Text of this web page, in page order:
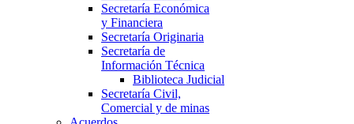
Secretaría Económica
y Financiera
Secretaría Originaria
Secretaría de
Información Técnica
Biblioteca Judicial
Secretaría Civil,
Comercial y de minas